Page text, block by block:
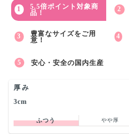
5.5倍ポイント対象商
品！
豊富なサイズをご用
意！
安心・安全の国内生産
厚み
3cm
ふつう やや厚